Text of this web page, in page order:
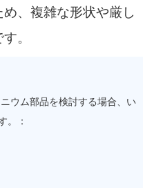
、複雑な形状や厳し
。
ウム部品を検討する場合、い
。：